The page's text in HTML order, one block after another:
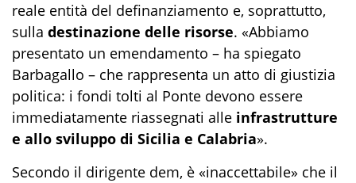
reale entità del definanziamento e, soprattutto,
sulla destinazione delle risorse. «Abbiamo
presentato un emendamento – ha spiegato
Barbagallo – che rappresenta un atto di giustizia
politica: i fondi tolti al Ponte devono essere
immediatamente riassegnati alle infrastrutture
e allo sviluppo di Sicilia e Calabria».
Secondo il dirigente dem, è «inaccettabile» che il